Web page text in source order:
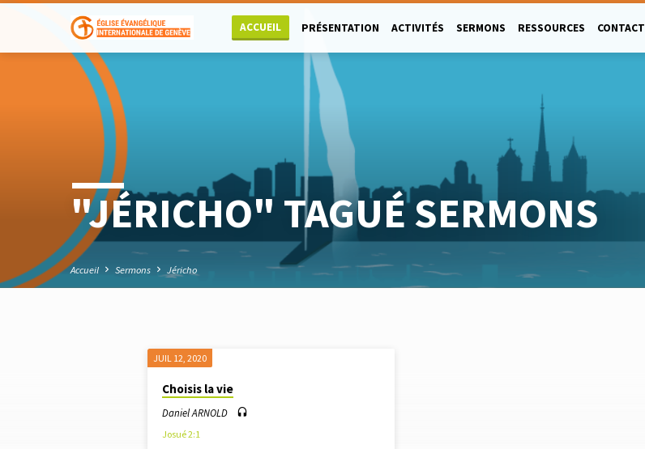
ACCUEIL PRÉSENTATION ACTIVITÉS SERMONS RESSOURCES CONTACT
"JÉRICHO" TAGUÉ SERMONS
Accueil Sermons Jéricho
"JÉRICHO"
TAGUÉ
JUIL 12, 2020
Choisis la vie
Daniel ARNOLD
Josué 2:1